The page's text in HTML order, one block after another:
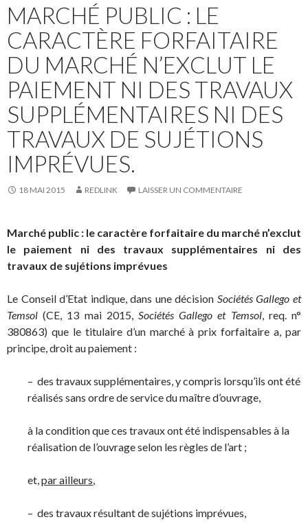
MARCHÉ PUBLIC : LE
CARACTÈRE FORFAITAIRE
DU MARCHÉ N’EXCLUT LE
PAIEMENT NI DES TRAVAUX
SUPPLÉMENTAIRES NI DES
TRAVAUX DE SUJÉTIONS
IMPRÉVUES.
18 MAI 2015 REDLINK LAISSER UN COMMENTAIRE
Marché public : le caractère forfaitaire du marché n’exclut
le paiement ni des travaux supplémentaires ni des
travaux de sujétions imprévues
Le Conseil d’Etat indique, dans une décision Sociétés Gallego et
Temsol (CE, 13 mai 2015, Sociétés Gallego et Temsol, req. n°
380863) que le titulaire d’un marché à prix forfaitaire a, par
principe, droit au paiement :
– des travaux supplémentaires, y compris lorsqu’ils ont été
réalisés sans ordre de service du maître d’ouvrage,
à la condition que ces travaux ont été indispensables à la
réalisation de l’ouvrage selon les règles de l’art ;
et,par ailleurs,
– des travaux résultant de sujétions imprévues,